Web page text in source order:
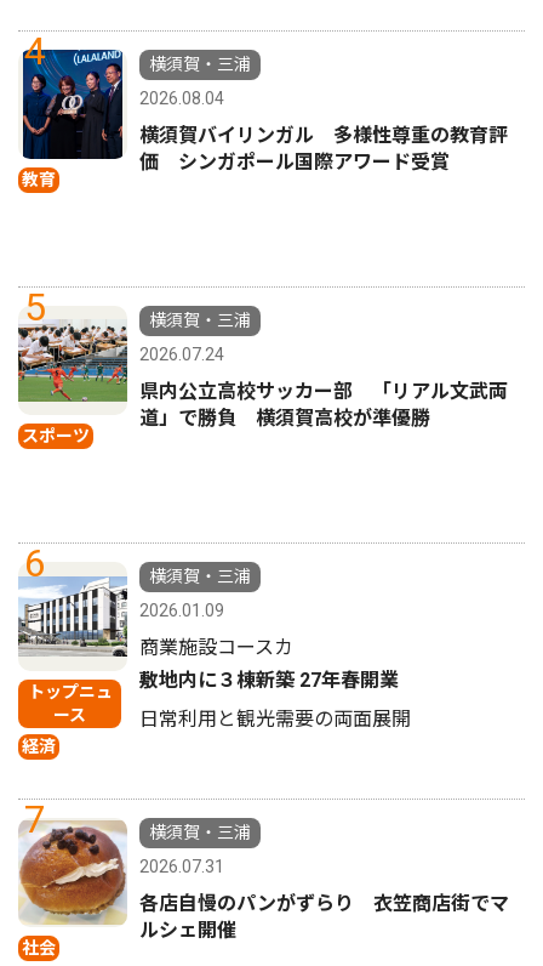
4
教育
横須賀・三浦
2026.08.04
横須賀バイリンガル 多様性尊重の教育評
価 シンガポール国際アワード受賞
5
スポーツ
横須賀・三浦
2026.07.24
県内公立高校サッカー部 「リアル文武両
道」で勝負 横須賀高校が準優勝
6
トップニュ
ース
経済
横須賀・三浦
2026.01.09
商業施設コースカ
敷地内に３棟新築 27年春開業
日常利用と観光需要の両面展開
7
社会
横須賀・三浦
2026.07.31
各店自慢のパンがずらり 衣笠商店街でマ
ルシェ開催